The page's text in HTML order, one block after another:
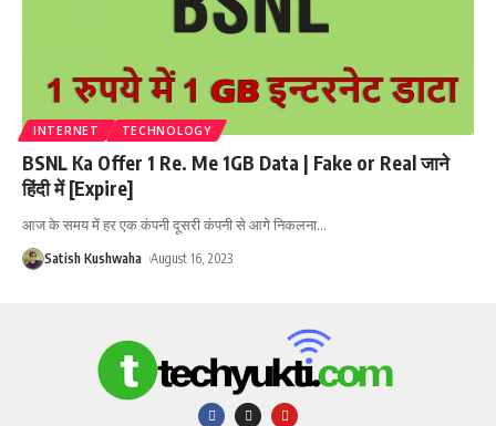
INTERNET TECHNOLOGY
BSNL Ka Offer 1 Re. Me 1GB Data | Fake or Real जाने
हिंदी में [Expire]
आज के समय में हर एक कंपनी दूसरी कंपनी से आगे निकलना…
Satish Kushwaha August 16, 2023